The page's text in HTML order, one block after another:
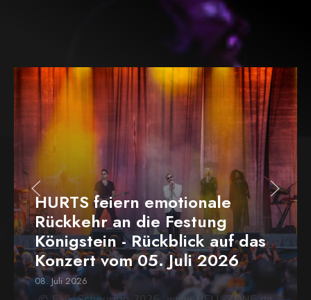
HURTS feiern emotionale
Rückkehr an die Festung
Königstein - Rückblick auf das
Konzert vom 05. Juli 2026
08. Juli 2026